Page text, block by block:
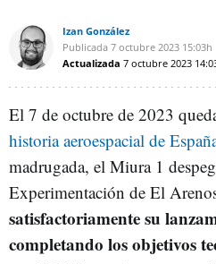
Izan González
Publicada 7 octubre 2023 15:03h
Actualizada 7 octubre 2023
El 7 de octubre de 2023
historia aeroespacial de
madrugada, el Miura 1
Experimentación de El
satisfactoriamente su
completando los objetivos